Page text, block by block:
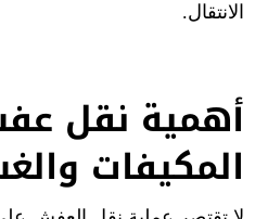
الانتقال.
أهمية نقل
المكيفات